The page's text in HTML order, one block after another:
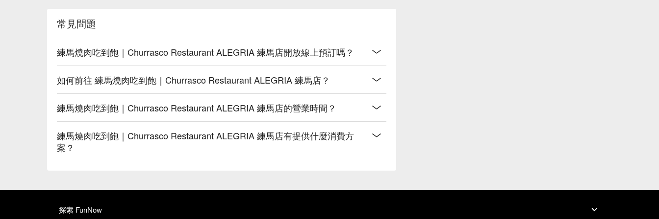
常見問題
練馬燒肉吃到飽｜Churrasco Restaurant ALEGRIA 練馬店開放線上預訂嗎？
如何前往 練馬燒肉吃到飽｜Churrasco Restaurant ALEGRIA 練馬店？
練馬燒肉吃到飽｜Churrasco Restaurant ALEGRIA 練馬店的營業時間？
練馬燒肉吃到飽｜Churrasco Restaurant ALEGRIA 練馬店有提供什麼消費方
案？
探索 FunNow